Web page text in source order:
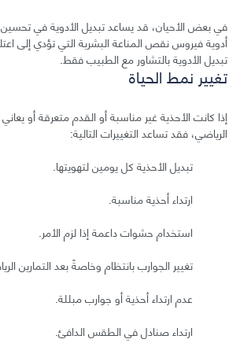
في بعض الأحيان، قد يساعد تبديل الأدوية في تحسين
أدوية فيروس نقص المناعة البشرية التي تؤدي إلى
تبديل الأدوية بالتشاور مع الطبيب فقط.
تغيير نمط الحياة
إذا كانت الأحذية غير مناسبة أو القدم متعرقة أو
الرياضي، فقد تساعد التغييرات التالية:
تبديل الأحذية كل يومين لتهويتها.
ارتداء أحذية مناسبة.
استخدام حشوات داعمة إذا لزم الأمر.
تغيير الجوارب بانتظام وخاصةً بعد التمارين
عدم ارتداء أحذية أو جوارب مبللة.
ارتداء صنادل في الطقس الدافئ.